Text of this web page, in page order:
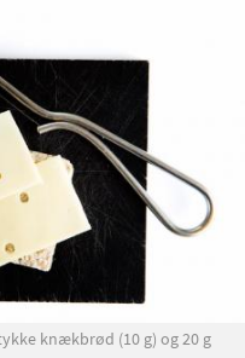
knækbrød (10 g) og 20 g